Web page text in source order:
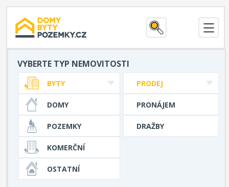
VYBERTE TYP NEMOVITOSTI
PRODEJ
PRONÁJEM
DRAŽBY
BYTY
DOMY
POZEMKY
KOMERČNÍ
OSTATNÍ